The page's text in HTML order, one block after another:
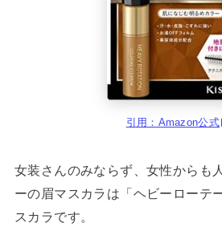
引用：Amazon公式
女装さんのみならず、女性からも
ーの眉マスカラは「ヘビーローテ
スカラです。